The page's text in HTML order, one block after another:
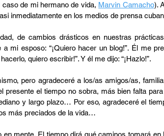
de mi hermano de vida, Marvin Camacho).
inmediatamente en los medios de prensa
de cambios drásticos en nuestras
esposo: “¡Quiero hacer un blog!”. Él me
quiero escribir!”. Y él me dijo: “¡Hazlo!”.
pero agradeceré a los/as amigos/as,
el tiempo no sobra, más bien falta
y largo plazo… Por eso, agradeceré el
más preciados de la vida…
mente. El tiempo dirá qué caminos tomará en